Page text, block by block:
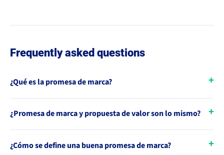
Frequently asked questions
¿Qué es la promesa de marca?
¿Promesa de marca y propuesta de valor son lo mismo?
¿Cómo se define una buena promesa de marca?